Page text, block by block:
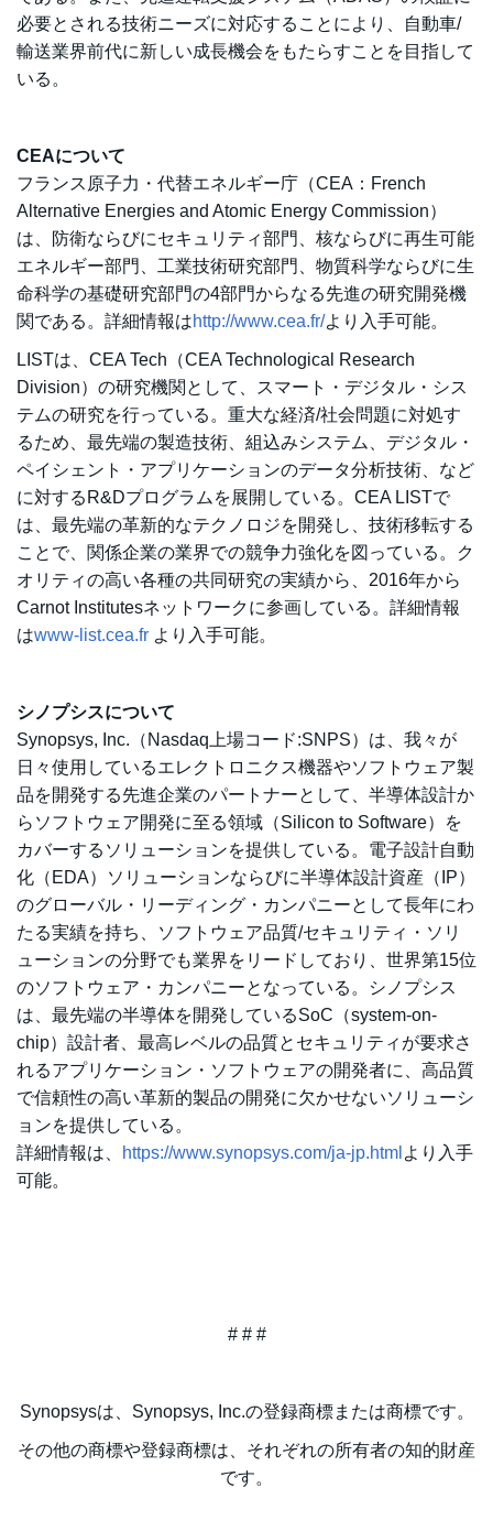
必要とされる技術ニーズに対応することにより、自動車/
輸送業界前代に新しい成長機会をもたらすことを目指して
いる。
CEAについて
フランス原子力・代替エネルギー庁（CEA：French
Alternative Energies and Atomic Energy Commission）
は、防衛ならびにセキュリティ部門、核ならびに再生可能
エネルギー部門、工業技術研究部門、物質科学ならびに生
命科学の基礎研究部門の4部門からなる先進の研究開発機
関である。詳細情報はhttp://www.cea.fr/より入手可能。
LISTは、CEA Tech（CEA Technological Research
Division）の研究機関として、スマート・デジタル・シス
テムの研究を行っている。重大な経済/社会問題に対処す
るため、最先端の製造技術、組込みシステム、デジタル・
ペイシェント・アプリケーションのデータ分析技術、など
に対するR&Dプログラムを展開している。CEA LISTで
は、最先端の革新的なテクノロジを開発し、技術移転する
ことで、関係企業の業界での競争力強化を図っている。ク
オリティの高い各種の共同研究の実績から、2016年から
Carnot Institutesネットワークに参画している。詳細情報
はwww-list.cea.fr より入手可能。
シノプシスについて
Synopsys, Inc.（Nasdaq上場コード:SNPS）は、我々が
日々使用しているエレクトロニクス機器やソフトウェア製
品を開発する先進企業のパートナーとして、半導体設計か
らソフトウェア開発に至る領域（Silicon to Software）を
カバーするソリューションを提供している。電子設計自動
化（EDA）ソリューションならびに半導体設計資産（IP）
のグローバル・リーディング・カンパニーとして長年にわ
たる実績を持ち、ソフトウェア品質/セキュリティ・ソリ
ューションの分野でも業界をリードしており、世界第15位
のソフトウェア・カンパニーとなっている。シノプシス
は、最先端の半導体を開発しているSoC（system-on-
chip）設計者、最高レベルの品質とセキュリティが要求さ
れるアプリケーション・ソフトウェアの開発者に、高品質
で信頼性の高い革新的製品の開発に欠かせないソリューシ
ョンを提供している。
詳細情報は、
https://www.synopsys.com/ja-jp.html より入手
可能。
# # #
Synopsysは、Synopsys, Inc.の登録商標または商標です。
その他の商標や登録商標は、それぞれの所有者の知的財産
です。